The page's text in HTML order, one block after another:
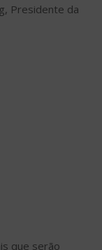
Presidente da
que serão